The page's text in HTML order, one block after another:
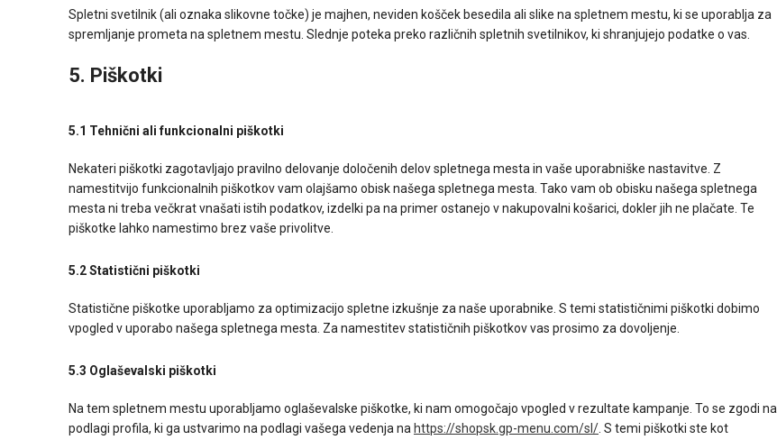
Spletni svetilnik (ali oznaka slikovne točke) je majhen, neviden košček besedila ali slike na spletnem mestu, ki se uporablja za
spremljanje prometa na spletnem mestu. Slednje poteka preko različnih spletnih svetilnikov, ki shranjujejo podatke o vas.
5. Piškotki
5.1 Tehnični ali funkcionalni piškotki
Nekateri piškotki zagotavljajo pravilno delovanje določenih delov spletnega mesta in vaše uporabniške nastavitve. Z
namestitvijo funkcionalnih piškotkov vam olajšamo obisk našega spletnega mesta. Tako vam ob obisku našega spletnega
mesta ni treba večkrat vnašati istih podatkov, izdelki pa na primer ostanejo v nakupovalni košarici, dokler jih ne plačate. Te
piškotke lahko namestimo brez vaše privolitve.
5.2 Statistični piškotki
Statistične piškotke uporabljamo za optimizacijo spletne izkušnje za naše uporabnike. S temi statističnimi piškotki dobimo
vpogled v uporabo našega spletnega mesta. Za namestitev statističnih piškotkov vas prosimo za dovoljenje.
5.3 Oglaševalski piškotki
Na tem spletnem mestu uporabljamo oglaševalske piškotke, ki nam omogočajo vpogled v rezultate kampanje. To se zgodi na
podlagi profila, ki ga ustvarimo na podlagi vašega vedenja na https://shopsk.gp-menu.com/sl/ . S temi piškotki ste kot